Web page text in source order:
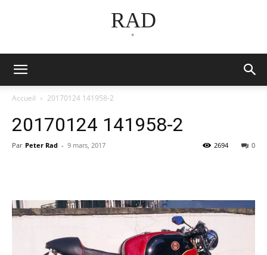
RAD
*
Accueil 20170124 141958-2
20170124 141958-2
Par Peter Rad - 9 mars, 2017 0
2694